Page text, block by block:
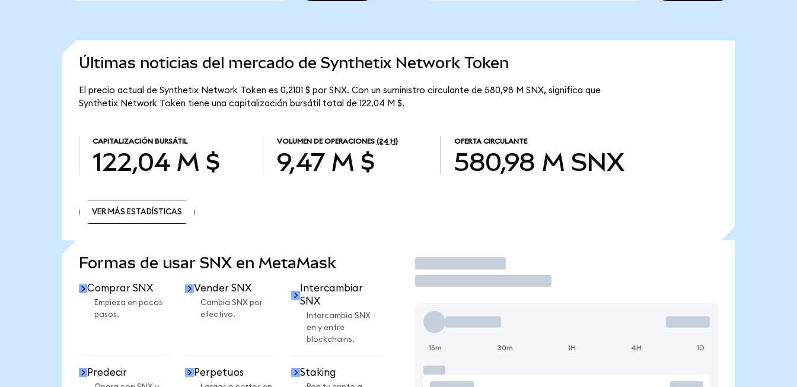
Últimas noticias del mercado de Synthetix Network Token
El precio actual de Synthetix Network Token es 0,2101 $ por SNX. Con un suministro circulante de 580,98 M SNX, significa que
Synthetix Network Token tiene una capitalización bursátil total de 122,04 M $.
CAPITALIZACIÓN BURSÁTIL
122,04 M $
VOLUMEN DE OPERACIONES (24 H)
9,47 M $
OFERTA CIRCULANTE
580,98 M SNX
VER MÁS ESTADÍSTICAS
Formas de usar SNX en MetaMask
Comprar SNX
Empieza en pocos
pasos.
Vender SNX
Cambia SNX por
efectivo.
Intercambiar
SNX
Intercambia SNX
en y entre
blockchains.
Predecir Perpetuos Staking
Operar
15m 30m 1H 4H 1D